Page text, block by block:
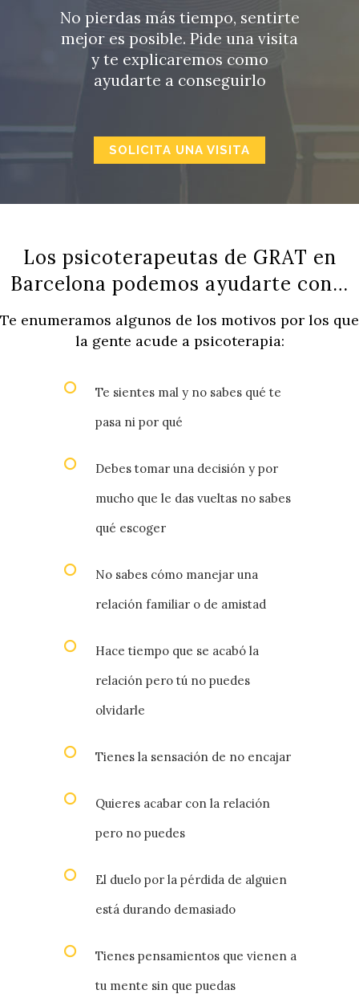
No pierdas más tiempo, sentirte
mejor es posible. Pide una visita
y te explicaremos como
ayudarte a conseguirlo
SOLICITA UNA VISITA
Los psicoterapeutas de GRAT en
Barcelona podemos ayudarte con…
Te enumeramos algunos de los motivos por los que
la gente acude a psicoterapia:
Te sientes mal y no sabes qué te
pasa ni por qué
Debes tomar una decisión y por
mucho que le das vueltas no sabes
qué escoger
No sabes cómo manejar una
relación familiar o de amistad
Hace tiempo que se acabó la
relación pero tú no puedes
olvidarle
Tienes la sensación de no encajar
Quieres acabar con la relación
pero no puedes
El duelo por la pérdida de alguien
está durando demasiado
Tienes pensamientos que vienen a
tu mente sin que puedas